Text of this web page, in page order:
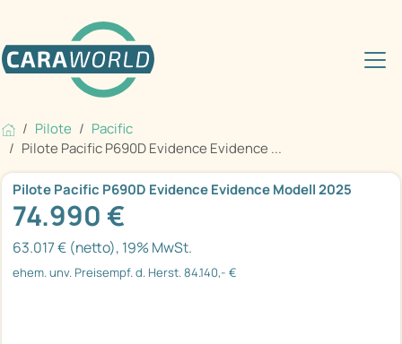
Pilote
Pacific
Pilote Pacific P690D Evidence Evidence ...
Pilote Pacific P690D Evidence Evidence Modell 2025
74.990 €
63.017 € (netto), 19% MwSt.
ehem. unv. Preisempf. d. Herst. 84.140,- €